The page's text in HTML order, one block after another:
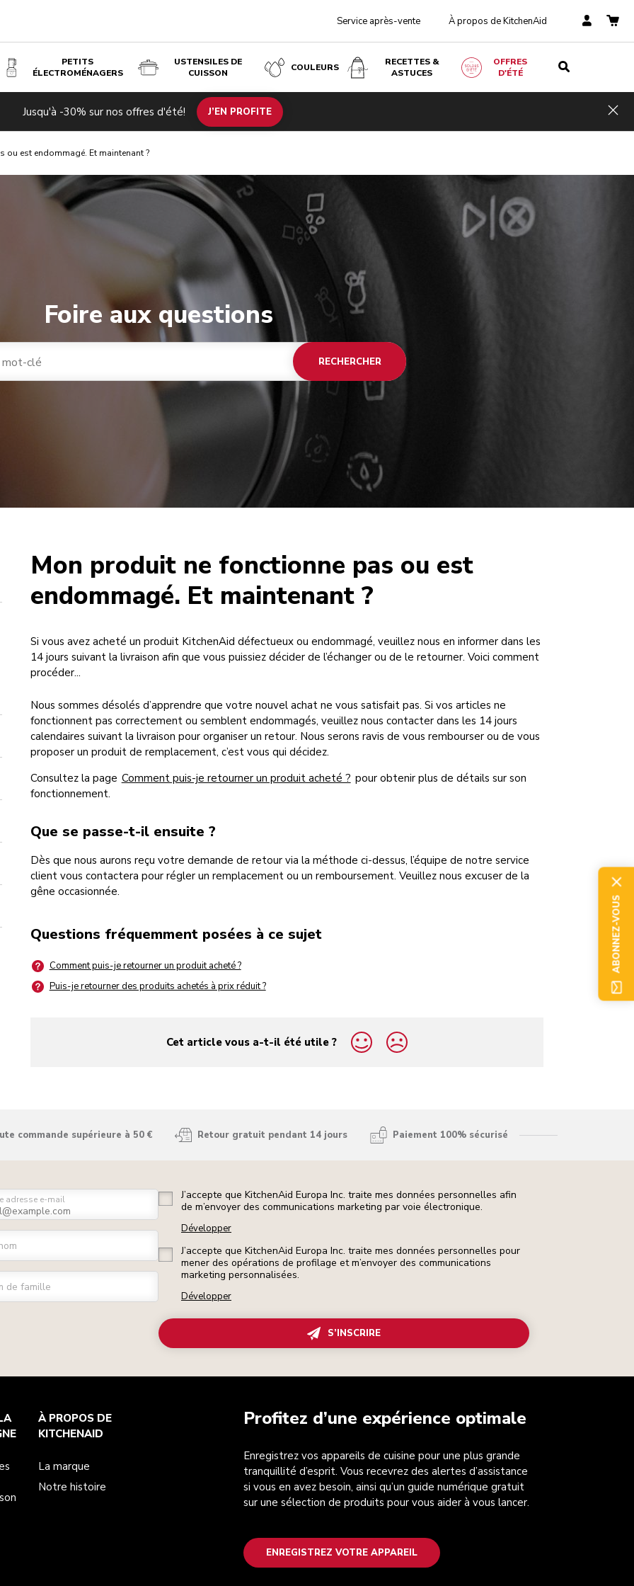
Service après-vente À propos de KitchenAid
PETITS
ÉLECTROMÉNAGERS
USTENSILES DE
CUISSON
COULEURS
RECETTES &
ASTUCES
OFFRES
D'ÉTÉ
Jusqu'à -30% sur nos offres d'été! J’EN PROFITE
ou est endommagé. Et maintenant ?
Foire aux questions
RECHERCHER
Mon produit ne fonctionne pas ou est
endommagé. Et maintenant ?
Si vous avez acheté un produit KitchenAid défectueux ou endommagé, veuillez nous en informer dans les
14 jours suivant la livraison afin que vous puissiez décider de l’échanger ou de le retourner. Voici comment
procéder...
Nous sommes désolés d’apprendre que votre nouvel achat ne vous satisfait pas. Si vos articles ne
fonctionnent pas correctement ou semblent endommagés, veuillez nous contacter dans les 14 jours
calendaires suivant la livraison pour organiser un retour. Nous serons ravis de vous rembourser ou de vous
proposer un produit de remplacement, c’est vous qui décidez.
Consultez la page Comment puis-je retourner un produit acheté ? pour obtenir plus de détails sur son
fonctionnement.
Que se passe-t-il ensuite ?
Dès que nous aurons reçu votre demande de retour via la méthode ci-dessus, l’équipe de notre service
client vous contactera pour régler un remplacement ou un remboursement. Veuillez nous excuser de la
gêne occasionnée.
Questions fréquemment posées à ce sujet
Comment puis-je retourner un produit acheté ?
Puis-je retourner des produits achetés à prix réduit ?
Cet article vous a-t-il été utile ?
yes
no
commande supérieure à 50 € Retour gratuit pendant 14 jours Paiement 100% sécurisé
adresse e-mail
de famille
J’accepte que KitchenAid Europa Inc. traite mes données personnelles afin
de m’envoyer des communications marketing par voie électronique.
Développer
J’accepte que KitchenAid Europa Inc. traite mes données personnelles pour
mener des opérations de profilage et m’envoyer des communications
marketing personnalisées.
Développer
S’INSCRIRE
Profitez d’une expérience optimale
Enregistrez vos appareils de cuisine pour une plus grande
tranquillité d’esprit. Vous recevrez des alertes d’assistance
si vous en avez besoin, ainsi qu’un guide numérique gratuit
sur une sélection de produits pour vous aider à vous lancer.
ENREGISTREZ VOTRE APPAREIL
À PROPOS DE
KITCHENAID
La marque
Notre histoire
ABONNEZ-VOUS